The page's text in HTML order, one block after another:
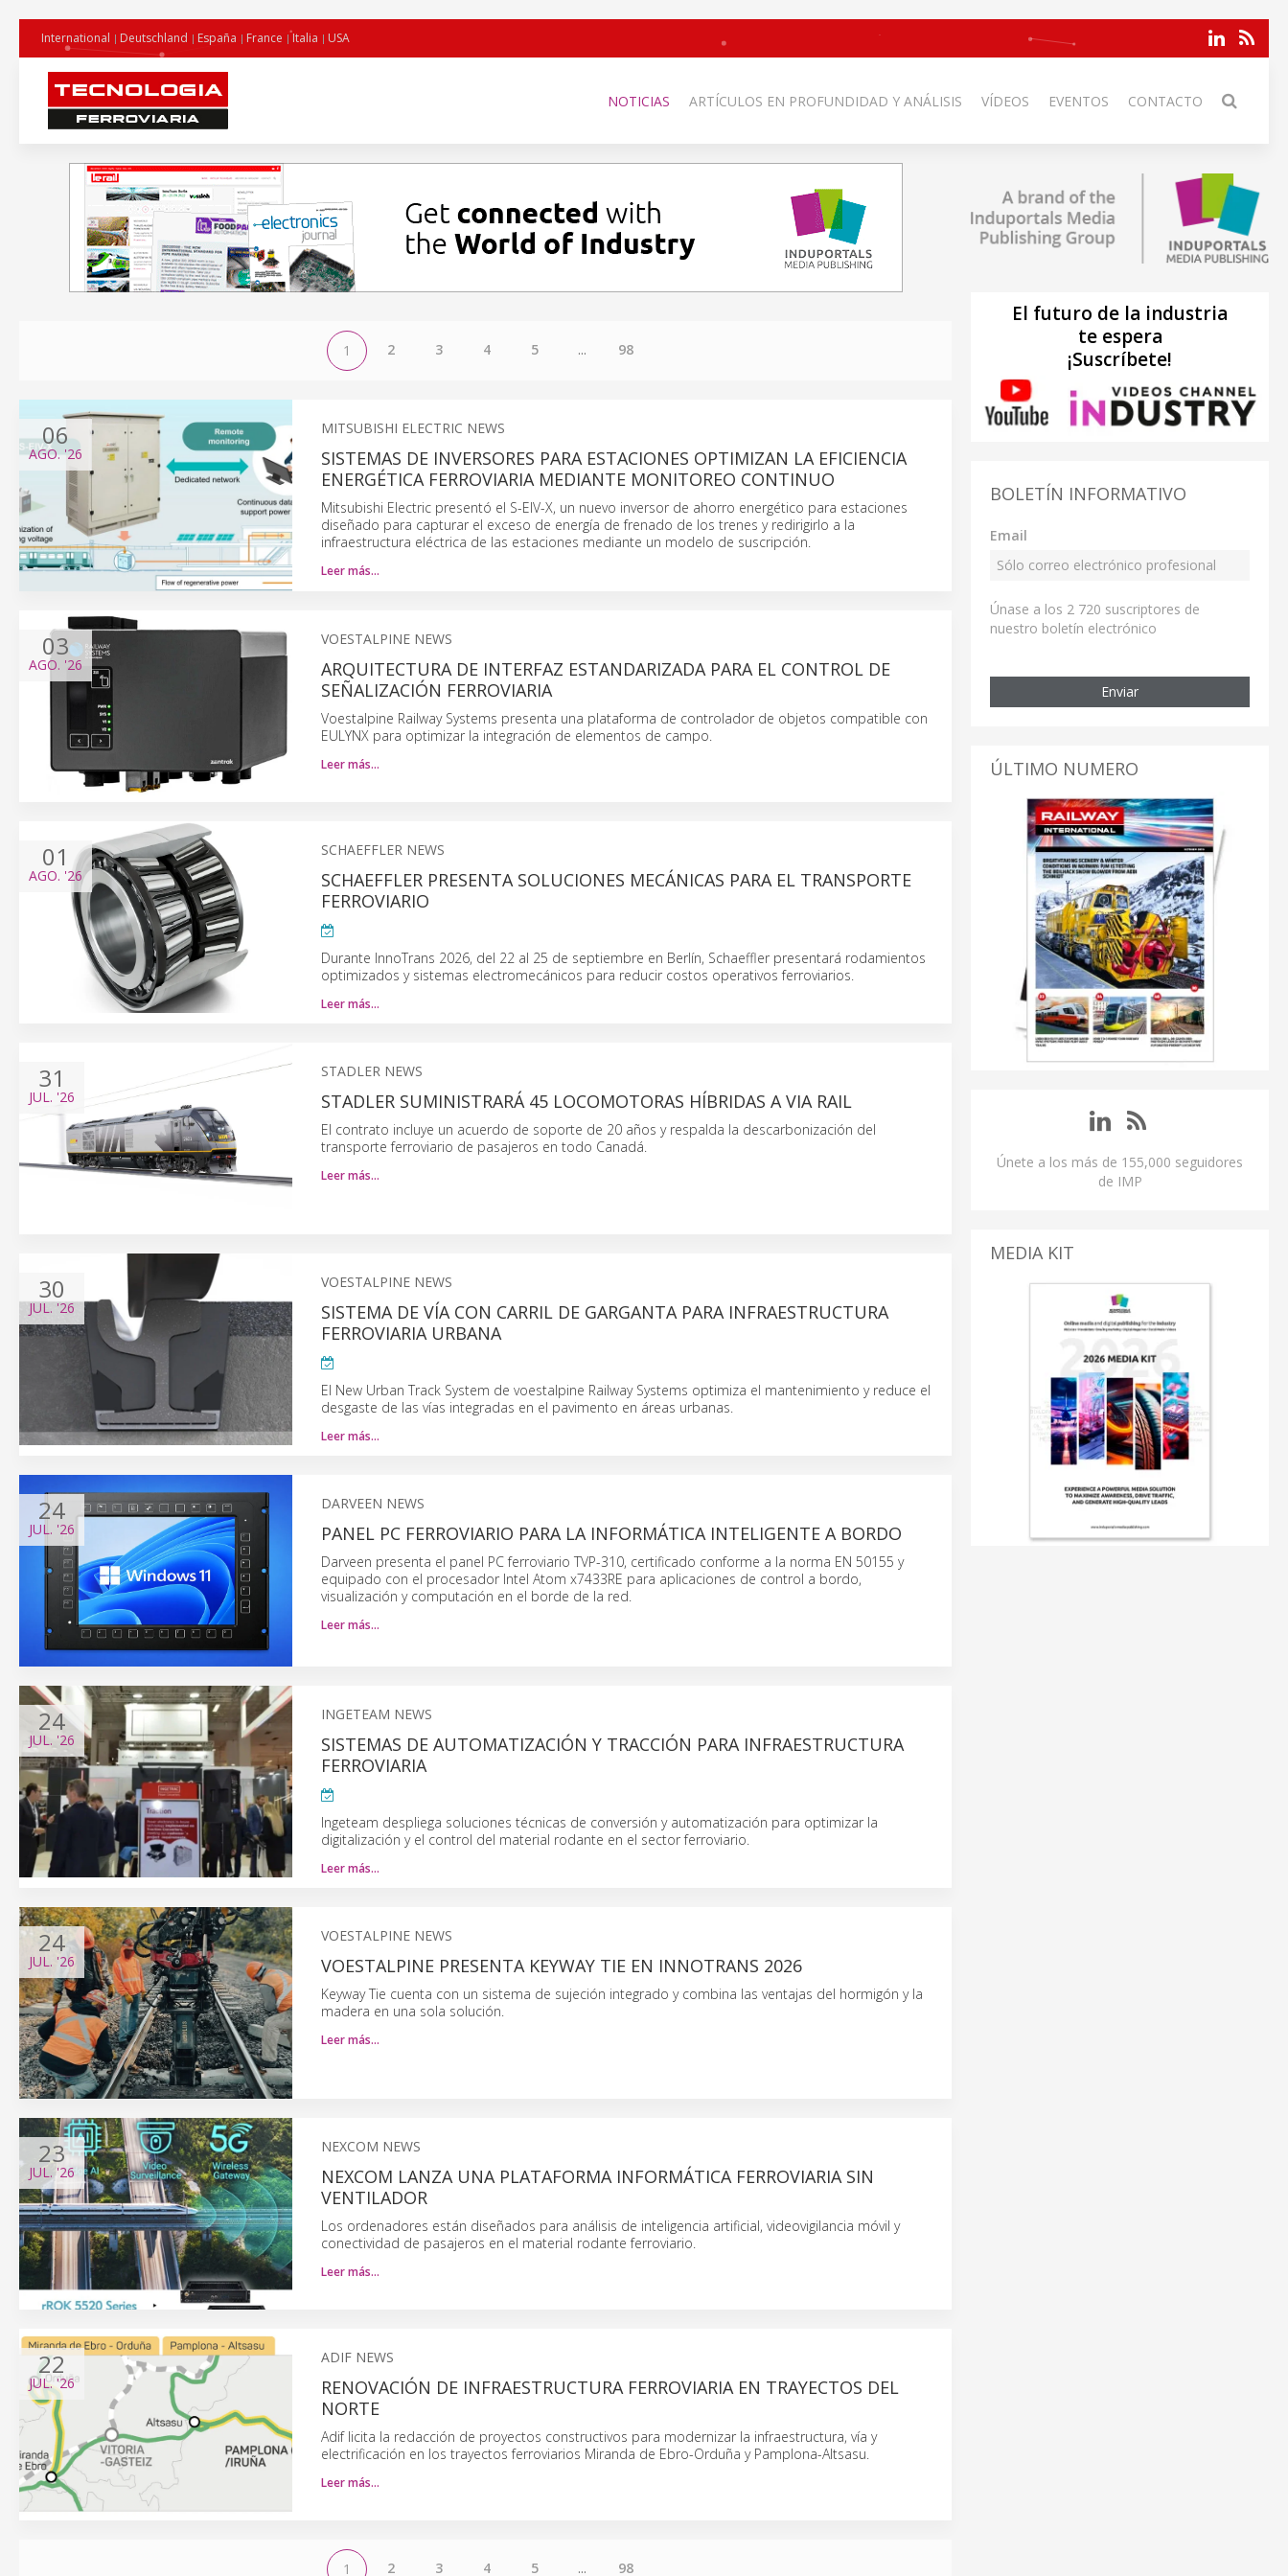
International Deutschland España France Italia USA
NOTICIAS ARTÍCULOS EN PROFUNDIDAD Y ANÁLISIS VÍDEOS EVENTOS CONTACTO
1 2 3 4 5 ... 98
06
AGO.'26
MITSUBISHI ELECTRIC NEWS
SISTEMAS DE INVERSORES PARA ESTACIONES OPTIMIZAN LA EFICIENCIA
ENERGÉTICA FERROVIARIA MEDIANTE MONITOREO CONTINUO
Mitsubishi Electric presentó el S-EIV-X, un nuevo inversor de ahorro energético para estaciones
diseñado para capturar el exceso de energía de frenado de los trenes y redirigirlo a la
infraestructura eléctrica de las estaciones mediante un modelo de suscripción.
Leer más…
03
AGO. '26
VOESTALPINE NEWS
ARQUITECTURA DE INTERFAZ ESTANDARIZADA PARA EL CONTROL DE
SEÑALIZACIÓN FERROVIARIA
Voestalpine Railway Systems presenta una plataforma de controlador de objetos compatible con
EULYNX para optimizar la integración de elementos de campo.
Leer más…
01
AGO. '26
SCHAEFFLER NEWS
SCHAEFFLER PRESENTA SOLUCIONES MECÁNICAS PARA EL TRANSPORTE
FERROVIARIO
Durante InnoTrans 2026, del 22 al 25 de septiembre en Berlín, Schaeffler presentará rodamientos
optimizados y sistemas electromecánicos para reducir costos operativos ferroviarios.
Leer más…
31
JUL. '26
STADLER NEWS
STADLER SUMINISTRARÁ 45 LOCOMOTORAS HÍBRIDAS A VIA RAIL
El contrato incluye un acuerdo de soporte de 20 años y respalda la descarbonización del
transporte ferroviario de pasajeros en todo Canadá.
Leer más…
30
JUL.'26
VOESTALPINE NEWS
SISTEMA DE VÍA CON CARRIL DE GARGANTA PARA INFRAESTRUCTURA
FERROVIARIA URBANA
El New Urban Track System de voestalpine Railway Systems optimiza el mantenimiento y reduce el
desgaste de las vías integradas en el pavimento en áreas urbanas.
Leer más…
24
JUL. '26
DARVEEN NEWS
PANEL PC FERROVIARIO PARA LA INFORMÁTICA INTELIGENTE A BORDO
Darveen presenta el panel PC ferroviario TVP-310, certificado conforme a la norma EN 50155 y
equipado con el procesador Intel Atom x7433RE para aplicaciones de control a bordo,
visualización y computación en el borde de la red.
Leer más…
24
JUL. '26
INGETEAM NEWS
SISTEMAS DE AUTOMATIZACIÓN Y TRACCIÓN PARA INFRAESTRUCTURA
FERROVIARIA
Ingeteam despliega soluciones técnicas de conversión y automatización para optimizar la
digitalización y el control del material rodante en el sector ferroviario.
Leer más…
24
JUL. '26
VOESTALPINE NEWS
VOESTALPINE PRESENTA KEYWAY TIE EN INNOTRANS 2026
Keyway Tie cuenta con un sistema de sujeción integrado y combina las ventajas del hormigón y la
madera en una sola solución.
Leer más…
23
JUL.'26
NEXCOM NEWS
NEXCOM LANZA UNA PLATAFORMA INFORMÁTICA FERROVIARIA SIN
VENTILADOR
Los ordenadores están diseñados para análisis de inteligencia artificial, videovigilancia móvil y
conectividad de pasajeros en el material rodante ferroviario.
Leer más…
22
JUL.'26
ADIF NEWS
RENOVACIÓN DE INFRAESTRUCTURA FERROVIARIA EN TRAYECTOS DEL
NORTE
Adif licita la redacción de proyectos constructivos para modernizar la infraestructura, vía y
electrificación en los trayectos ferroviarios Miranda de Ebro-Orduña y Pamplona-Altsasu.
Leer más…
1 2 3 4 5 ... 98
El futuro de la industria
te espera
¡Suscríbete!
BOLETÍN INFORMATIVO
Email
Únase a los 2 720 suscriptores de
nuestro boletín electrónico
Enviar
ÚLTIMO NUMERO
Únete a los más de 155,000 seguidores
de IMP
MEDIA KIT